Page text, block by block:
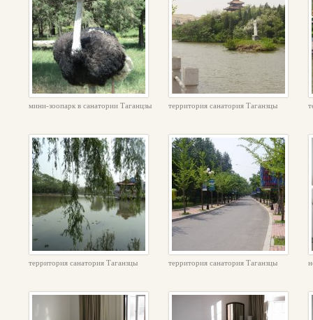
мини-зоопарк в санатории Таганцзы территория санатория Таганзцы
территория санатория Таганзцы территория санатория Таганзцы